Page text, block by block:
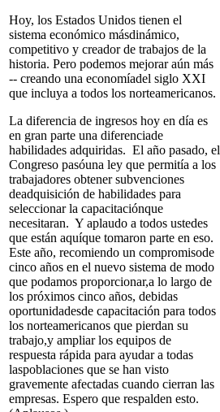
Hoy, los Estados Unidos tienen el
sistema económico másdinámico,
competitivo y creador de trabajos de la
historia. Pero podemos mejorar aún más
-- creando una economíadel siglo XXI
que incluya a todos los norteamericanos.
La diferencia de ingresos hoy en día es
en gran parte una diferenciade
habilidades adquiridas. El año pasado, el
Congreso pasóuna ley que permitía a los
trabajadores obtener subvenciones
deadquisición de habilidades para
seleccionar la capacitaciónque
necesitaran. Y aplaudo a todos ustedes
que están aquíque tomaron parte en eso.
Este año, recomiendo un compromisode
cinco años en el nuevo sistema de modo
que podamos proporcionar,a lo largo de
los próximos cinco años, debidas
oportunidadesde capacitación para todos
los norteamericanos que pierdan su
trabajo,y ampliar los equipos de
respuesta rápida para ayudar a todas
laspoblaciones que se han visto
gravemente afectadas cuando cierran las
empresas. Espero que respalden esto.